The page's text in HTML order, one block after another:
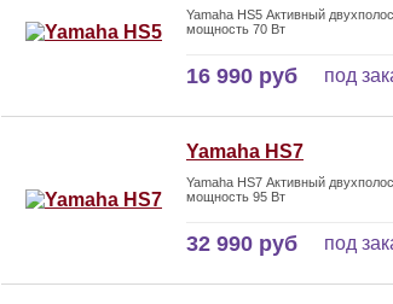
Yamaha HS5 Активный
мощность 70 Вт
16 990 руб под
Yamaha HS7
Yamaha HS7 Активный
мощность 95 Вт
32 990 руб под